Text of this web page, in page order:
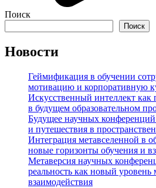
Поиск
Поиск
Новости
Геймификация в обучении
мотивацию и корпоративную
Искусственный интеллект как
в будущем образовательном
Будущее научных
и путешествия в
Интеграция метавселенной в
новые горизонты обучения и
Метаверсия научных
реальность как новый
взаимодействия